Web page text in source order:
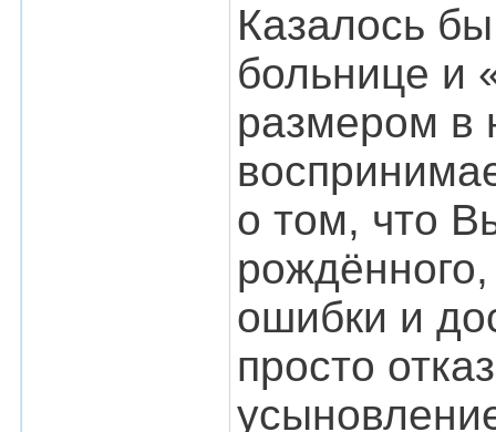
Казалось
больнице и
размером в
о том, что
ошибки и
просто